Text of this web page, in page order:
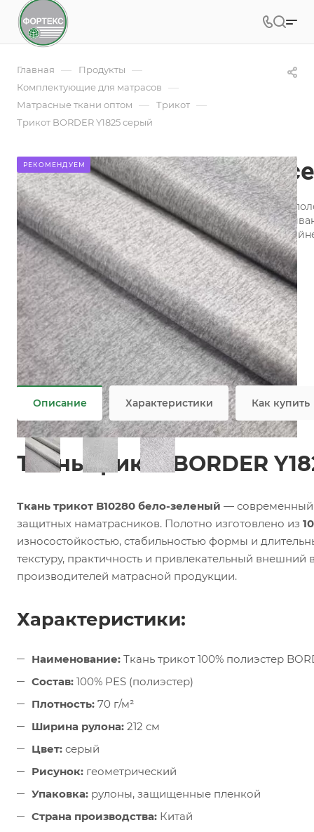
Главная — Продукты —
Комплектующие для матрасов —
Матрасные ткани оптом — Трикот —
Трикот BORDER Y1825 серый
РЕКОМЕНДУЕМ
Трикот BORDER Y1825
Ткань трикот (100% полиэстер) - эластичное плотное
нанесение рисунка осуществляется печатью.
печати на ткани позволяют создавать настоящие
хлопкового сатина.
Подробности
Заказать
Задать вопрос
Возможны дополнительные опции
Не является публичной офертой
Описание Характеристики Как купить
Ткань трикот BORDER
Ткань трикот B10280 бело-зеленый — современный
защитных наматрасников. Полотно изготовлено из
износостойкостью, стабильностью формы и
текстуру, практичность и привлекательный
производителей матрасной продукции.
Характеристики:
Наименование: Ткань трикот 100% полиэстер
Состав: 100% PES (полиэстер)
Плотность: 70 г/м²
Ширина рулона: 212 см
Цвет: серый
Рисунок: геометрический
Упаковка: рулоны, защищенные пленкой
Страна производства: Китай